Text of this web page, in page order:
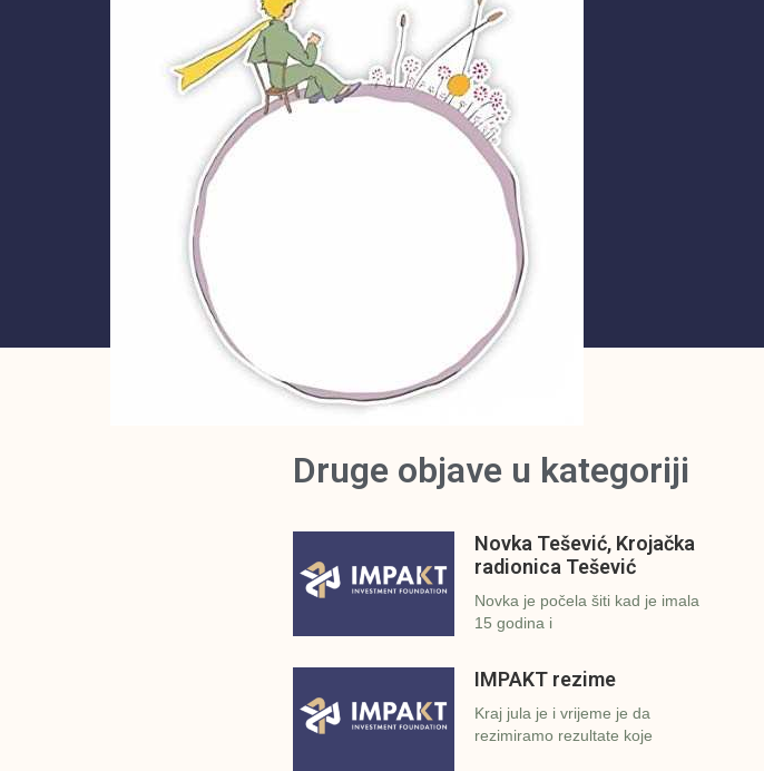
Druge objave u kategoriji
Novka Tešević, Krojačka
radionica Tešević
Novka je počela šiti kad je imala
15 godina i
IMPAKT rezime
Kraj jula je i vrijeme je da
rezimiramo rezultate koje